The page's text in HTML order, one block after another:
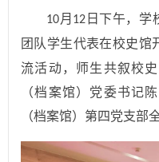
10月 12 日下午，学
团队学生代表在校史馆
流活动，师生共叙校
（档案馆）党委书记
（档案馆）第四党支部